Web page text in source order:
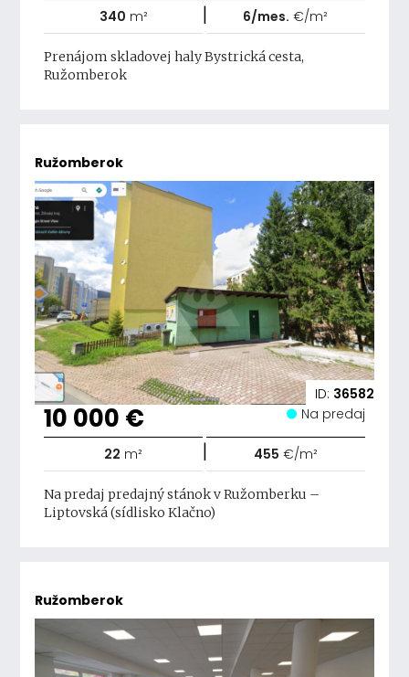
340 m² | 6/mes. €/m²
Prenájom skladovej haly Bystrická cesta,
Ružomberok
Ružomberok
ID: 36582
10 000 € Na predaj
22 m² | 455 €/m²
Na predaj predajný stánok v Ružomberku –
Liptovská (sídlisko Klačno)
Ružomberok